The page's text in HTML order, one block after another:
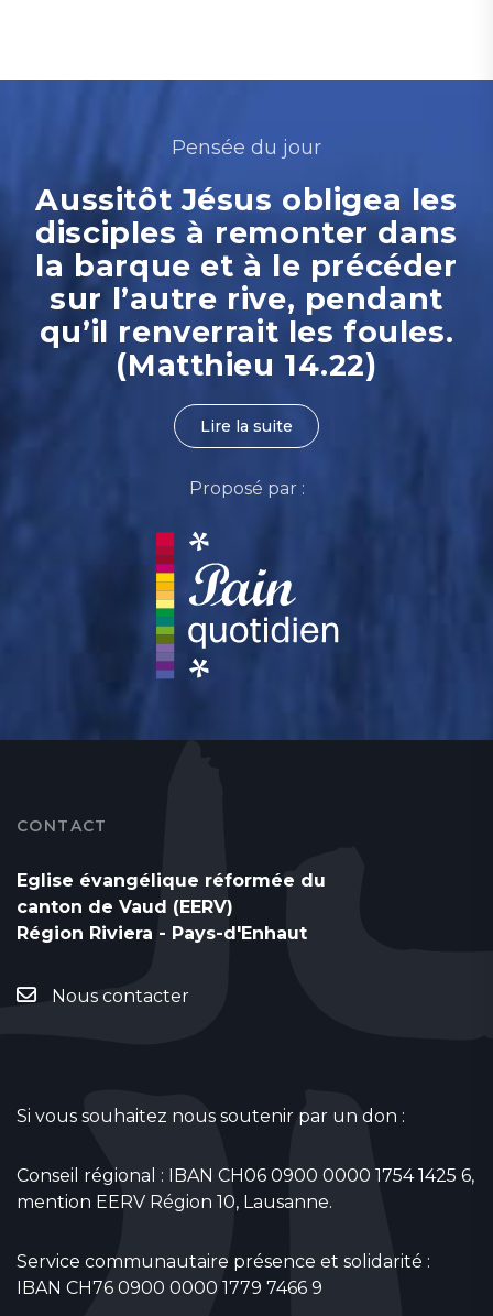
Pensée du jour
Aussitôt Jésus obligea les
disciples à remonter dans
la barque et à le précéder
sur l’autre rive, pendant
qu’il renverrait les foules.
(Matthieu 14.22)
Lire la suite
Proposé par :
CONTACT
Eglise évangélique réformée du
canton de Vaud (EERV)
Région Riviera - Pays-d'Enhaut
Nous contacter
Si vous souhaitez nous soutenir par un don :
Conseil régional : IBAN CH06 0900 0000 1754 1425 6,
mention EERV Région 10, Lausanne.
Service communautaire présence et solidarité :
IBAN CH76 0900 0000 1779 7466 9